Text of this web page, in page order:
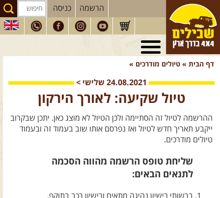
הרשמה כניסה
טיולי 4X4
בארץ
המדריכיםשלנו
הירשמו לניוזלטר שבילים
דף הבית » טיולים מודרכים »
24.08.2021 שלישי >
טיול שקיעה: לאורך הירקון
ההרשמה לטיול זה הסתיימה ולכן הטיול לא מוצג כאן. יתכן שבקרוב
ייקבע תאריך חדש לטיול ואז נפרסם אותו שוב בעמוד זה ובעמוד
טיולים מודרכים.
שליחת טופס הרשמה מהווה הסכמה
לתנאים הבאים:
ברשותי רישיון נהיגה מתאים ורישיון רכב בתוקף.